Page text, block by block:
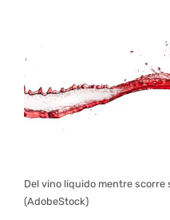
Del vino liquido mentre
(AdobeStock)